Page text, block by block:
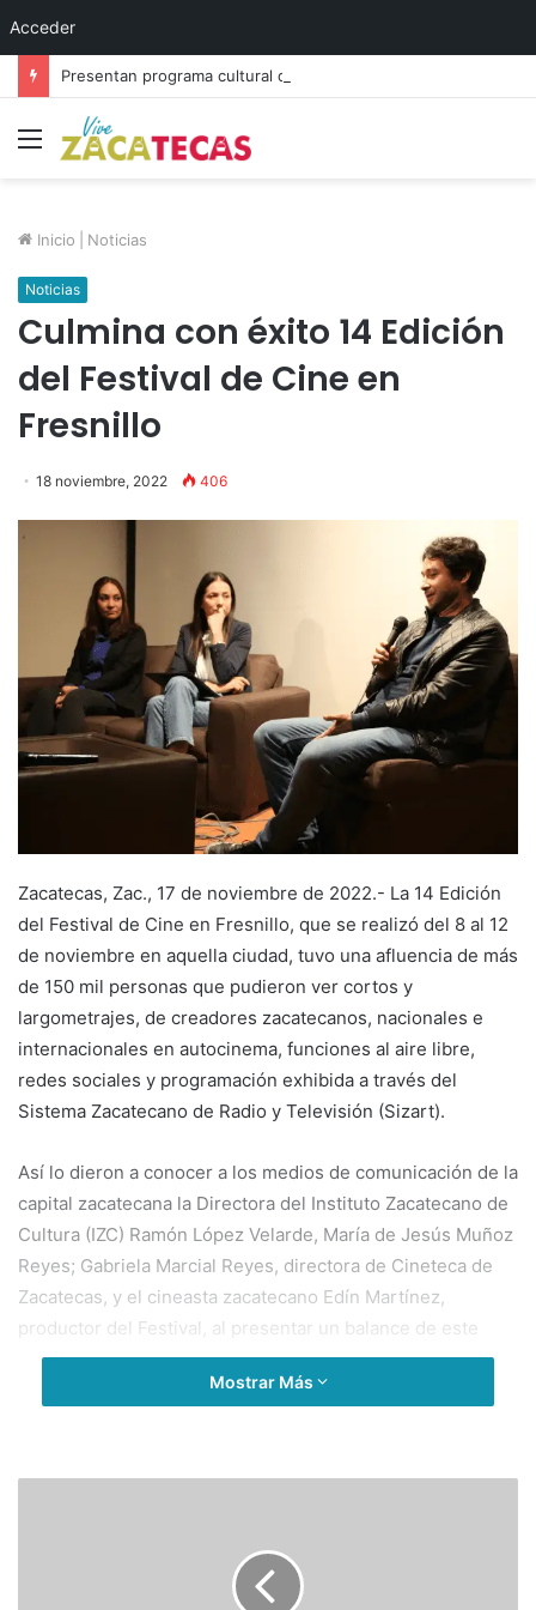
Acceder
Menú
Inicio Noticias
Noticias
Culmina con éxito 14 Edición
del Festival de Cine en
Fresnillo
18 noviembre, 2022 406
Zacatecas, Zac., 17 de noviembre de 2022.- La 14 Edición
del Festival de Cine en Fresnillo, que se realizó del 8 al 12
de noviembre en aquella ciudad, tuvo una afluencia de más
de 150 mil personas que pudieron ver cortos y
largometrajes, de creadores zacatecanos, nacionales e
internacionales en autocinema, funciones al aire libre,
redes sociales y programación exhibida a través del
Sistema Zacatecano de Radio y Televisión (Sizart).
Así lo dieron a conocer a los medios de comunicación de la
capital zacatecana la Directora del Instituto Zacatecano de
Cultura (IZC) Ramón López Velarde, María de Jesús Muñoz
Reyes; Gabriela Marcial Reyes, directora de Cineteca de
Zacatecas, y el cineasta zacatecano Edín Martínez,
productor del Festival, al presentar un balance de este
evento.
que, en tiempos tan difíciles que vive el país, en Zacatecas
felicitación al público que asistió y a los organizadores,
dijo la Directora del Instituto Zacatecano de Cultura.
Mostrar Más